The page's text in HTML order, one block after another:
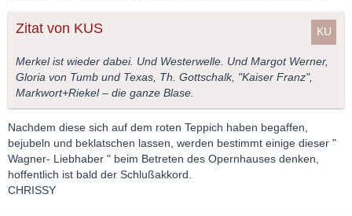
Zitat von KUS
Merkel ist wieder dabei. Und Westerwelle. Und Margot Werner,
Gloria von Tumb und Texas, Th. Gottschalk, "Kaiser Franz",
Markwort+Riekel – die ganze Blase.
Nachdem diese sich auf dem roten Teppich haben begaffen,
bejubeln und beklatschen lassen, werden bestimmt einige dieser "
Wagner- Liebhaber " beim Betreten des Opernhauses denken,
hoffentlich ist bald der Schlußakkord.
CHRISSY